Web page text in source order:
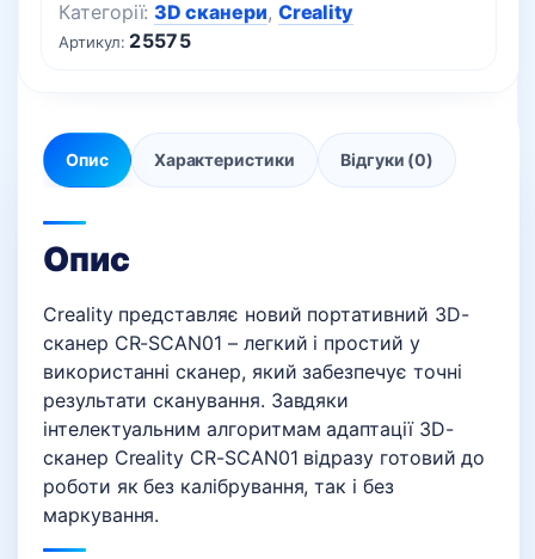
Артикул: 25575
Категорії: 3D сканери, Creality
Опис Характеристики Відгуки (0)
Опис
Creality представляє новий портативний 3D-
сканер CR-SCAN01 – легкий і простий у
використанні сканер, який забезпечує точні
результати сканування. Завдяки
інтелектуальним алгоритмам адаптації 3D-
сканер Creality CR-SCAN01 відразу готовий до
роботи як без калібрування, так і без
маркування.